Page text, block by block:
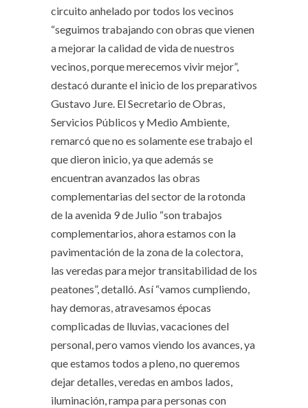
circuito anhelado por todos los vecinos
“seguimos trabajando con obras que vienen
a mejorar la calidad de vida de nuestros
vecinos, porque merecemos vivir mejor”,
destacó durante el inicio de los preparativos
Gustavo Jure. El Secretario de Obras,
Servicios Públicos y Medio Ambiente,
remarcó que no es solamente ese trabajo el
que dieron inicio, ya que además se
encuentran avanzados las obras
complementarias del sector de la rotonda
de la avenida 9 de Julio “son trabajos
complementarios, ahora estamos con la
pavimentación de la zona de la colectora,
las veredas para mejor transitabilidad de los
peatones”, detalló. Así “vamos cumpliendo,
hay demoras, atravesamos épocas
complicadas de lluvias, vacaciones del
personal, pero vamos viendo los avances, ya
que estamos todos a pleno, no queremos
dejar detalles, veredas en ambos lados,
iluminación, rampa para personas con